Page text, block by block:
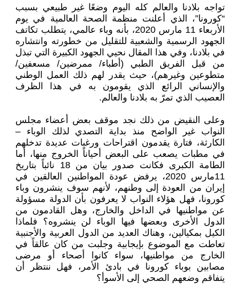
تواجه بلادنا والعالم كله اليوم وضعًا غير طبيعي بسبب
“كورونا”، الذي أعلنت منظمة الصحة العالمية في يوم
الأربعاء 11 مارس 2020، بأنه وباء عالمي، يتطلب تكاتف
الجهود الرسمية والشعبية للتقليل من خطورته وانتشاره
في بلادنا، وفي هذا المقال نحيي الجهود الكبيرة التي تبذل
من قبل الفريق الطبي (أطباء/ ممرضين/ مسعفين/
متطوعين وغيرهم)، حيث يقدر لهم ذلك العمل الوطني
والإنساني الرائع الذي يقومون به في هذا الظرف
العصيب الذي تمرّ به بلادنا والعالم.
وعلى النقيض من ذلك نجد موقف بعض أعضاء مجلس
النواب غير الواضح منذ بداية التصدي لذلك الوباء –
الكارثة، فتارة يقدمون اقتراحات ورغبات عديدة تدخلهم
في مطبات يصعب على البعض أحياناً الخروج منها، أما
الطامة الكبرى فكانت صدور بيان من 18 نائباً بتاريخ
11مارس 2020، يرفض عودة المواطنين العالقين في
إيران من العودة إلى وطنهم، لأنهم سوف ينشرون وباء
كورونا، فهل هؤلاء النواب لا يعرفون بأن الدولة مسؤولة
عن مواطنيها في الداخل والخارج، وهل القادمون من
الدول الأخرى وبعضها فيها الوباء لن ينشروه؟ فلماذا
الكيل بمكيالين، وهناك العديد من الدول العربية والأجنبية
تعاطت مع الموضوع بإيجابية وجلبت من كان عالقاً في
الخارج من مواطنيها، سواء كانوا أصحاء أو مرضى
مصابين بوباء كورونا في بادئ الأمر، فهل ننتظر أن
يتفاقم وضعهم الصحي إلى الأسوأ؟